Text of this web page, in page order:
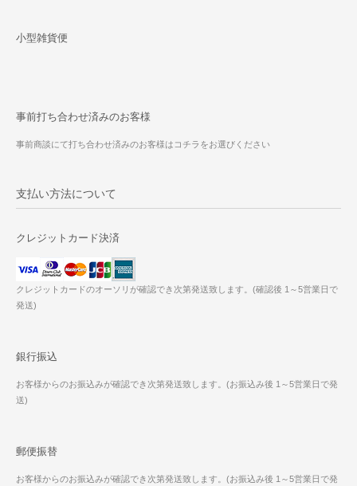
小型雑貨便
事前打ち合わせ済みのお客様
事前商談にて打ち合わせ済みのお客様はコチラをお選びください
支払い方法について
クレジットカード決済
クレジットカードのオーソリが確認でき次第発送致します。(確認後 1～5営業日で
発送)
銀行振込
お客様からのお振込みが確認でき次第発送致します。(お振込み後 1～5営業日で発
送)
郵便振替
お客様からのお振込みが確認でき次第発送致します。(お振込み後 1～5営業日で発